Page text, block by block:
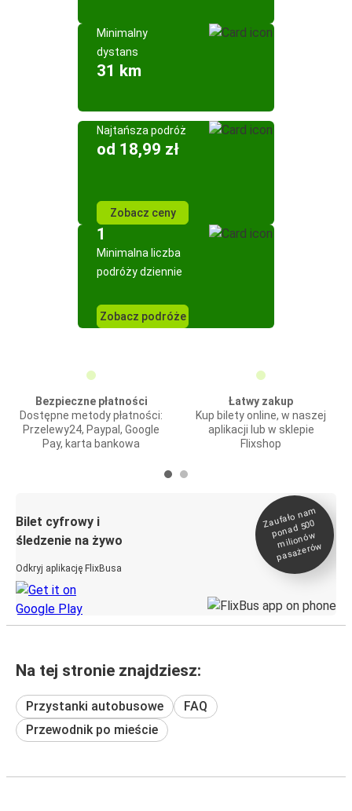
Minimalny
dystans
31 km
Najtańsza podróż
od 18,99 zł
Zobacz ceny
1
Minimalna liczba
podróży dziennie
Zobacz podróże
Bezpieczne płatności
Dostępne metody płatności:
Przelewy24, Paypal, Google
Pay, karta bankowa
Łatwy zakup
Kup bilety online, w naszej
aplikacji lub w sklepie
Flixshop
Bilet cyfrowy i
śledzenie na żywo
Odkryj aplikację FlixBusa
Zaufało na
m
ponad 500
milionó
w
pasażeró
w
Na tej stronie znajdziesz:
Przystanki autobusowe
FAQ
Przewodnik po mieście